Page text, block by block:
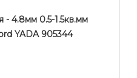
- 4.8мм 0.5-1.5кв.мм
YADA 905344